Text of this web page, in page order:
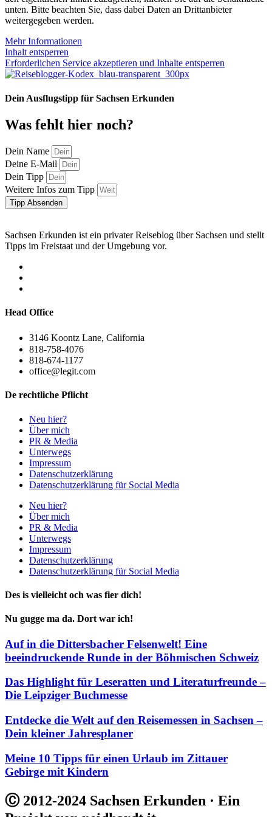
unten. Bitte beachten Sie, dass dabei Daten an Drittanbieter
weitergegeben werden.
Mehr Informationen
Inhalt entsperren
Erforderlichen Service akzeptieren und Inhalte entsperren
Dein Ausflugstipp für Sachsen Erkunden
Was fehlt hier noch?
Dein Name
Deine E-Mail
Dein Tipp
Weitere Infos zum Tipp
Tipp Absenden
Sachsen Erkunden ist ein privater Reiseblog über Sachsen und stellt
Tipps im Freistaat und der Umgebung vor.
Head Office
3146 Koontz Lane, California
818-758-4076
818-674-1177
office@legit.com
De rechtliche Pflicht
Neu hier?
Über mich
PR & Media
Unterwegs
Impressum
Datenschutzerklärung
Datenschutzerklärung für Social Media
Neu hier?
Über mich
PR & Media
Unterwegs
Impressum
Datenschutzerklärung
Datenschutzerklärung für Social Media
Des is vielleicht och was fier dich!
Nu gugge ma da. Dort war ich!
Auf in die Dittersbacher Felsenwelt! Eine
beeindruckende Runde in der Böhmischen Schweiz
Das Highlight für Leseratten und Literaturfreunde –
Die Leipziger Buchmesse
Entdecke die Welt auf den Reisemessen in Sachsen –
Dein kleiner Jahresplaner
Meine 10 Tipps für einen Urlaub im Zittauer
Gebirge mit Kindern
Ⓒ 2012-2024 Sachsen Erkunden · Ein